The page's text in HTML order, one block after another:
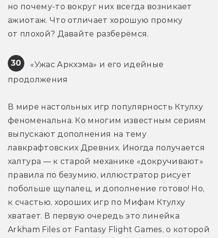
но почему-то вокруг них всегда возникает
ажиотаж. Что отличает хорошую промку
от плохой? Давайте разберёмся.
30
«Ужас Аркхэма» и его идейные
продолжения
В мире настольных игр популярность Ктулху
феноменальна. Ко многим известным сериям
выпускают дополнения на тему
лавкрафтовских Древних. Иногда получается
халтура — к старой механике «докручивают»
правила по безумию, иллюстратор рисует
побольше щупалец, и дополнение готово! Но,
к счастью, хороших игр по Мифам Ктулху
хватает. В первую очередь это линейка
Arkham Files от Fantasy Flight Games, о которой